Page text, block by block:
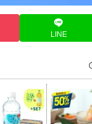
LINE